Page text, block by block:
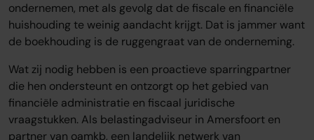
ondernemen, met als gevolg dat de fiscale en financiële
huishouding te weinig aandacht krijgt. Dat is jammer want
de boekhouding is de ruggengraat van de onderneming.
Wat zij nodig hebben is een proactieve sparringpartner
die hen ondersteunt en ontzorgt op het gebied van
financiële administratie en fiscaal juridische
vraagstukken. Als belastingadviseur in Amersfoort en
partner van oamkb, een landelijk netwerk van